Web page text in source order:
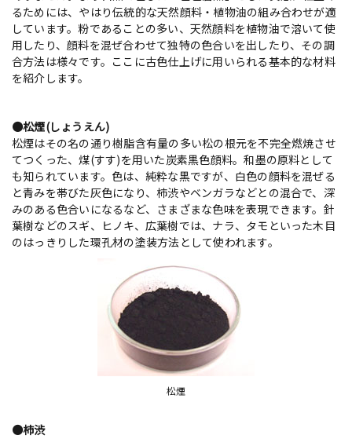
るためには、やはり伝統的な天然顔料・植物油の組み合わせが適
しています。粉であることの多い、天然顔料を植物油で溶いて使
用したり、顔料を混ぜ合わせて独特の色合いを出したり、その調
合方法は様々です。ここに古色仕上げに用いられる基本的な材料
を紹介します。
●松煙(しょうえん)
松煙はその名の通り樹脂含有量の多い松の根元を不完全燃焼させ
てつくった、煤(すす)を用いた炭素黒色顔料。和墨の原料として
も知られています。色は、純粋な黒ですが、白色の顔料を混ぜる
と青みを帯びた灰色になり、柿渋やベンガラなどとの混合で、深
みのある色合いになるなど、さまざまな色味を表現できます。針
葉樹などのスギ、ヒノキ、広葉樹では、ナラ、タモといった木目
のはっきりした環孔材の塗装方法として使われます。
松煙
●柿渋